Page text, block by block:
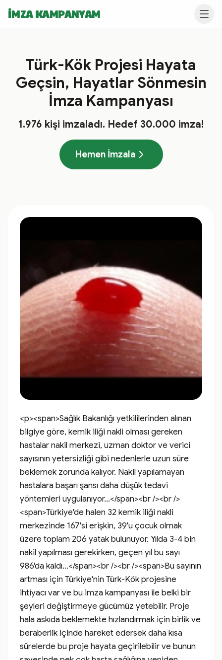
İMZA KAMPANYAM
Türk-Kök Projesi Hayata
Geçsin, Hayatlar Sönmesin
İmza Kampanyası
1.976 kişi imzaladı. Hedef 30.000 imza!
Hemen İmzala
<p><span>Sağlık Bakanlığı yetkililerinden alınan
bilgiye göre, kemik iliği nakli olması gereken
hastalar nakil merkezi, uzman doktor ve verici
sayısının yetersizliği gibi nedenlerle uzun süre
beklemek zorunda kalıyor. Nakil yapılamayan
hastalara başarı şansı daha düşük tedavi
yöntemleri uygulanıyor...</span><br /><br />
<span>Türkiye'de halen 32 kemik iliği nakli
merkezinde 167'si erişkin, 39'u çocuk olmak
üzere toplam 206 yatak bulunuyor. Yılda 3-4 bin
nakil yapılması gerekirken, geçen yıl bu sayı
986'da kaldı...</span><br /><br /><span>Bu sayının
artması için Türkiye'nin Türk-Kök projesine
ihtiyacı var ve bu imza kampanyası ile belki bir
şeyleri değiştirmeye gücümüz yetebilir. Proje
hala askıda beklemekte hızlandırmak için birlik ve
beraberlik içinde hareket edersek daha kısa
sürelerde bu proje hayata geçirilebilir ve bunun